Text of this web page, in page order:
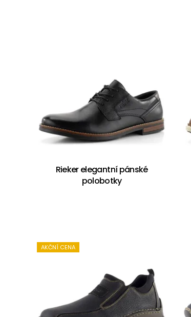
Rieker elegantní pánské
polobotky
AKČNÍ CENA